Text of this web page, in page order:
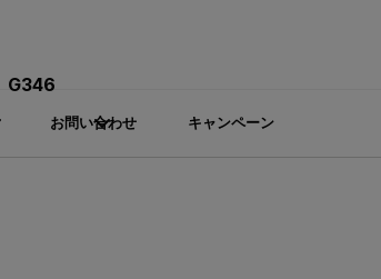
お問い合わせ キャンペーン
G346